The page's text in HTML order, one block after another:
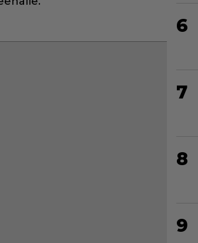
6
7
8
9